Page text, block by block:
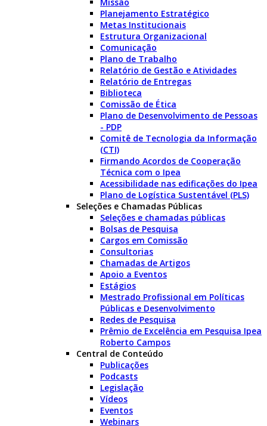
Planejamento Estratégico
Metas Institucionais
Estrutura Organizacional
Comunicação
Plano de Trabalho
Relatório de Gestão e Atividades
Relatório de Entregas
Biblioteca
Comissão de Ética
Plano de Desenvolvimento de Pessoas
- PDP
Comitê de Tecnologia da Informação
(CTI)
Firmando Acordos de Cooperação
Técnica com o Ipea
Acessibilidade nas edificações do Ipea
Plano de Logística Sustentável (PLS)
Seleções e Chamadas Públicas
Seleções e chamadas públicas
Bolsas de Pesquisa
Cargos em Comissão
Consultorias
Chamadas de Artigos
Apoio a Eventos
Estágios
Mestrado Profissional em Políticas
Públicas e Desenvolvimento
Redes de Pesquisa
Prêmio de Excelência em Pesquisa Ipea
Roberto Campos
Central de Conteúdo
Publicações
Podcasts
Legislação
Vídeos
Eventos
Webinars